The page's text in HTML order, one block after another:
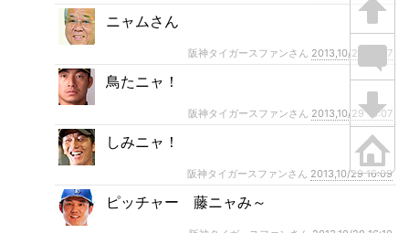
ニャムさん
阪神タイガースファンさん 2013,10/29 15:57
鳥たニャ！
阪神タイガースファンさん 2013,10/29 16:07
しみニャ！
阪神タイガースファンさん 2013,10/29 16:09
ピッチャー 藤ニャみ～